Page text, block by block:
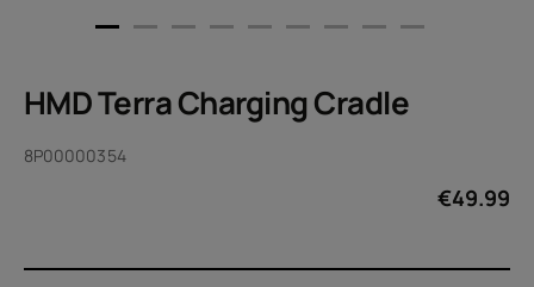
HMD Terra Charging Cradle
8P00000354
€49.99